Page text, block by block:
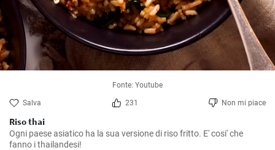
Fonte: Youtube
Salva 231 Non mi piace
Riso thai
Ogni paese asiatico ha la sua versione di riso fritto. E' cosi' che
fanno i thailandesi!